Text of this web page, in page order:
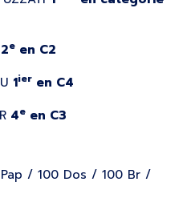
2e en C2
1ier en C4
4e en C3
/ 100 Dos / 100 Br /